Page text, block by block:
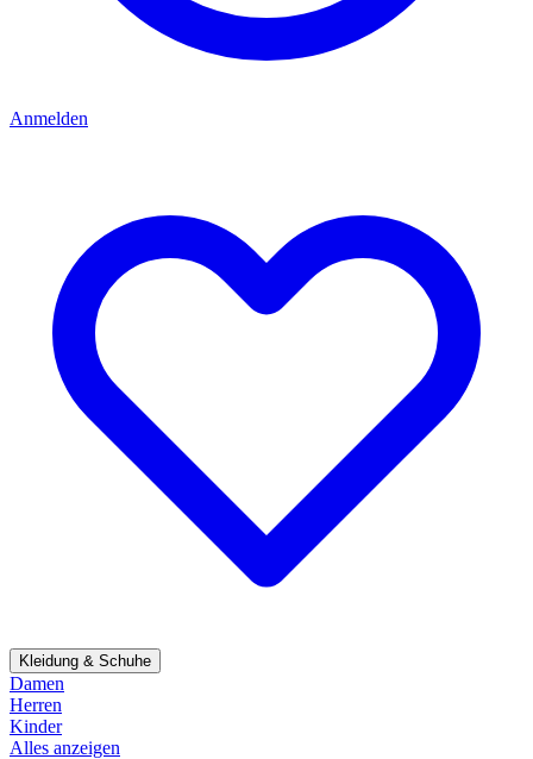
Anmelden
Kleidung & Schuhe
Damen
Herren
Kinder
Alles anzeigen